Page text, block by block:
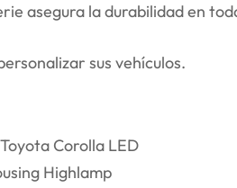
asegura la durabilidad en
sus vehículos.
Corolla LED
Highlamp